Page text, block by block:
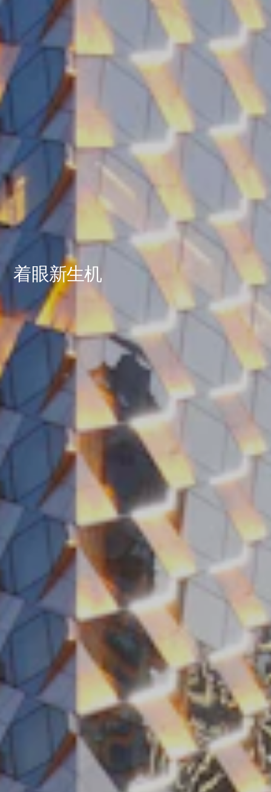
着眼新生机